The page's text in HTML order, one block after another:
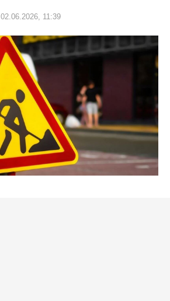
02.06.2026, 11:39